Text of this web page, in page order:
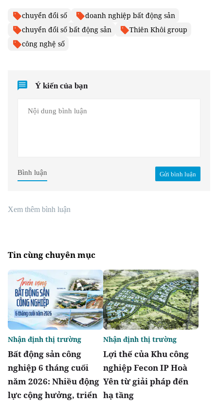
chuyển đổi số
doanh nghiệp bất động sản
chuyển đổi số bất động sản
Thiên Khôi group
công nghệ số
Ý kiến của bạn
Gửi bình luận
Bình luận
Xem thêm bình luận
Tin cùng chuyên mục
Bất động sản công
nghiệp 6 tháng cuối
năm 2026: Nhiều động
lực cộng hưởng, triển
Nhận định thị trường
Lợi thế của Khu công
nghiệp Fecon IP Hoà
Yên từ giải pháp đến
hạ tầng
Nhận định thị trường